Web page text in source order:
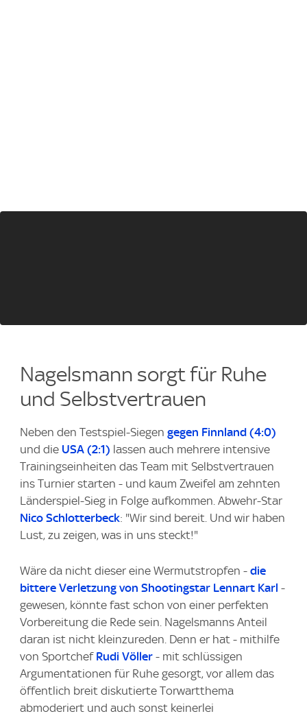
Nagelsmann sorgt für Ruhe
und Selbstvertrauen
Neben den Testspiel-Siegen gegen Finnland (4:0)
und die USA (2:1) lassen auch mehrere intensive
Trainingseinheiten das Team mit Selbstvertrauen
ins Turnier starten - und kaum Zweifel am zehnten
Länderspiel-Sieg in Folge aufkommen. Abwehr-Star
Nico Schlotterbeck: "Wir sind bereit. Und wir haben
Lust, zu zeigen, was in uns steckt!"
Wäre da nicht dieser eine Wermutstropfen - die
bittere Verletzung von Shootingstar Lennart Karl -
gewesen, könnte fast schon von einer perfekten
Vorbereitung die Rede sein. Nagelsmanns Anteil
daran ist nicht kleinzureden. Denn er hat - mithilfe
von Sportchef Rudi Völler - mit schlüssigen
Argumentationen für Ruhe gesorgt, vor allem das
öffentlich breit diskutierte Torwartthema
abmoderiert und auch sonst keinerlei